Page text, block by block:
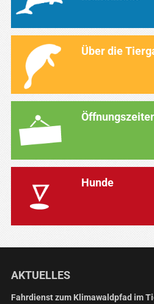
Über die
Hunde
AKTUELLES
Fahrdienst zum Klimawaldpfad im